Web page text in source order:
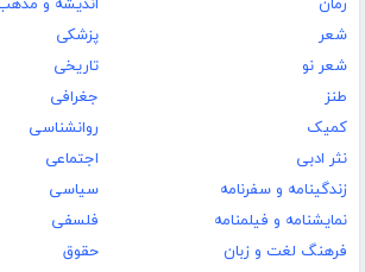
شعر
شعر نو
طنز
کمیک
نثر ادبی
زندگینامه و سفرنامه
نمایشنامه و فیلمنامه
فرهنگ لغت و زبان
پزشکی
تاریخی
جغرافی
روانشناسی
اجتماعی
سیاسی
فلسفی
حقوق